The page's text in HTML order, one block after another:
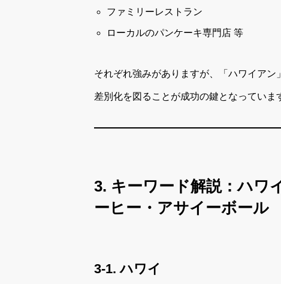
ファミリーレストラン
ローカルのパンケーキ専門店 等
それぞれ強みがありますが、「ハワイア
差別化を図ることが成功の鍵となっていま
3. キーワード解説：ハワ
ーヒー・アサイーボール
3-1. ハワイ